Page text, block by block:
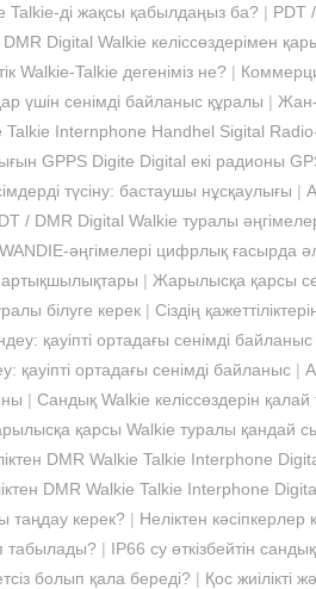
Talkie-ді жақсы қабылдаңыз ба? | PDT
Digital Walkie келіссөздерімен
Walkie-Talkie дегеніміз не? |
үшін сенімді байланыс құралы | Жан-
Talkie Internphone Handhel Sigital
GPPS Digite Digital екі радионы
түсіну: бастаушы нұсқаулығы |
/ DMR Digital Walkie туралы
әңгімелері цифрлық ғасырда
артықшылықтары | Жарылысқа қарсы
білуге ​​керек | Сіздің
қауіпті ортадағы сенімді байланыс
ортадағы сенімді байланыс |
| Сандық Walkie келіссөздерін
қарсы Walkie туралы қандай
DMR Walkie Talkie Interphone
DMR Walkie Talkie Interphone
таңдау керек? | Неліктен
табылады? | IP66 су өткізбейтін
болып қала береді? | Қос жиілікті